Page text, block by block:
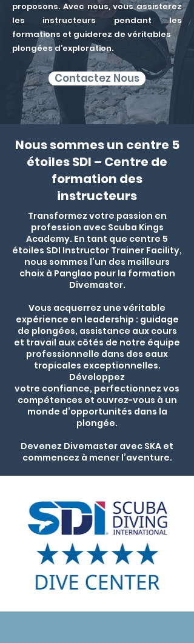
proposons. Avec nous, vous assisterez
les instructeurs pendant les
formations et guiderez de véritables
plongées d’exploration.
Contactez Nous
Nous sommes un centre 5
étoiles SDI – Centre de
formation des
instructeurs
Transformez votre passion en
profession avec Scuba Kings
Academy. En tant que centre 5
étoiles SDI Instructor Trainer Facility,
nous sommes l’un des meilleurs
choix à Panglao pour la formation
Divemaster.
Vous acquerrez une véritable
expérience en leadership : guidage
de plongées, assistance aux cours
et travail aux côtés de notre équipe
professionnelle dans des eaux
tropicales exceptionnelles.
Développez
votre confiance, perfectionnez vos
compétences et ouvrez-vous à un
monde d’opportunités dans la
plongée.
Devenez Divemaster avec SKA et
commencez à mener l’aventure.